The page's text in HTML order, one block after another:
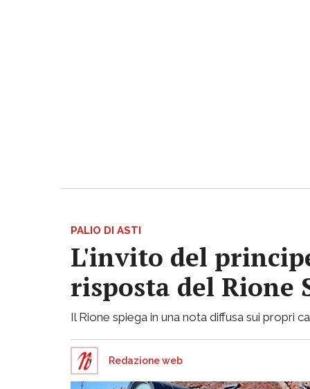
PALIO DI ASTI
L'invito del
risposta del Rione
Il Rione spiega in una nota diffusa sui propri
Redazione web